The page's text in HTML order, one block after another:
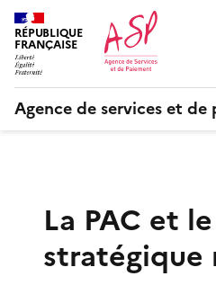
RÉPUBLIQUE
FRANÇAISE
Agence de services et de
La PAC et
stratégique